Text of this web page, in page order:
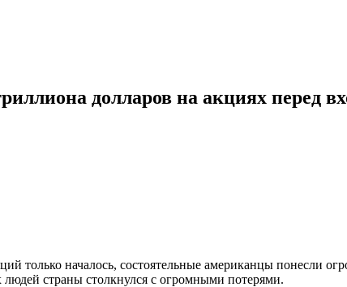
долларов на акциях перед
только началось, состоятельные американцы понесли
страны столкнулся с огромными потерями.